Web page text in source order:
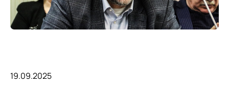
19.09.2025